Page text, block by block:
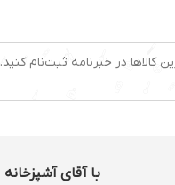
کالاها در خبرنامه ثبت‌نام کنید.
با آقای آشپزخانه